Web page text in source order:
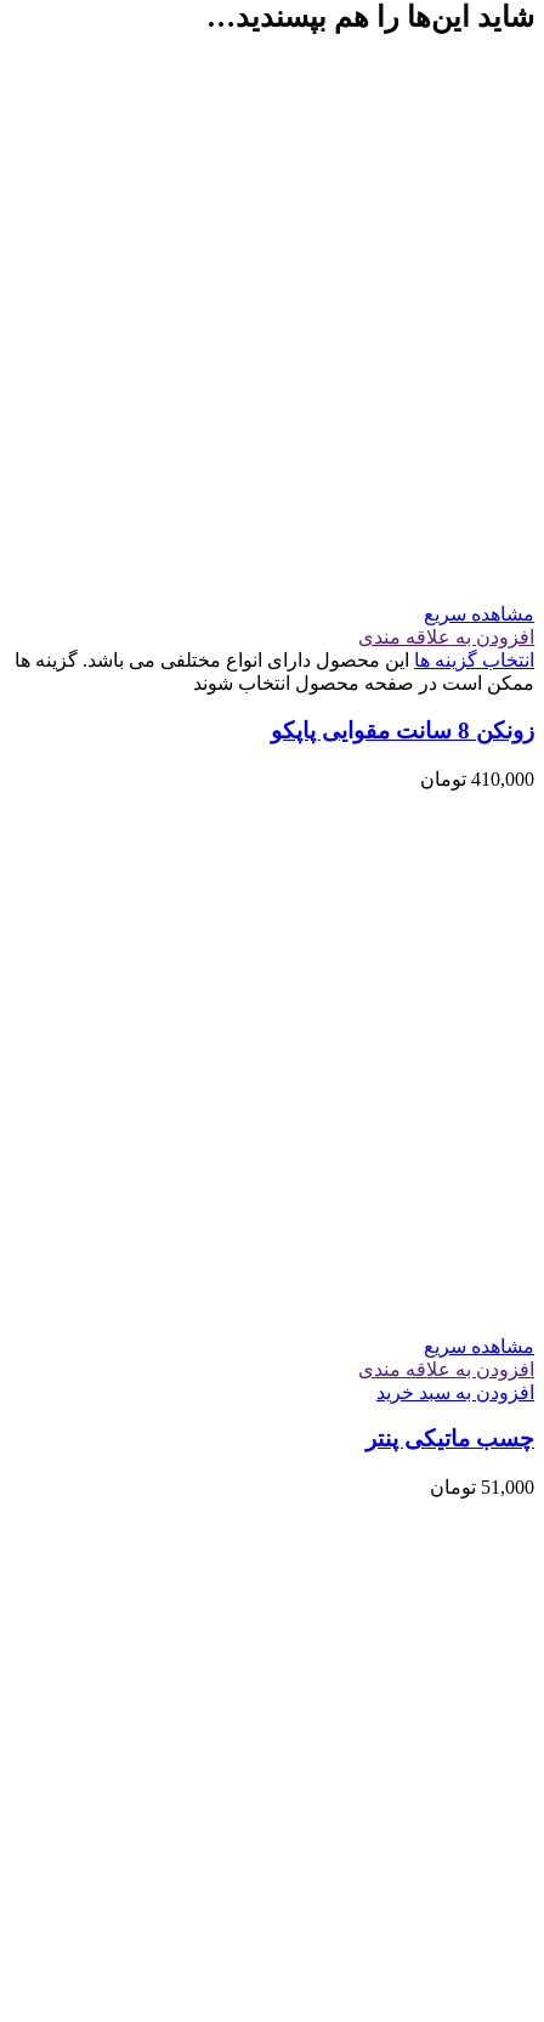
شاید این‌ها را هم بپسندید…
مشاهده سریع
افزودن به علاقه مندی
انتخاب گزینه ها این محصول دارای انواع مختلفی می باشد. گزینه ها
ممکن است در صفحه محصول انتخاب شوند
زونکن 8 سانت مقوایی پاپکو
410,000 تومان
مشاهده سریع
افزودن به علاقه مندی
افزودن به سبد خرید
چسب ماتیکی پنتر
51,000 تومان